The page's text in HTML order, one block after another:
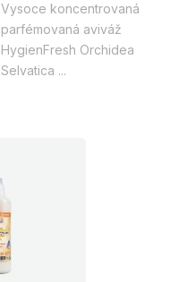
5
hvězdiček.
Vysoce koncentrovaná
parfémovaná aviváž
HygienFresh Orchidea
Selvatica ...